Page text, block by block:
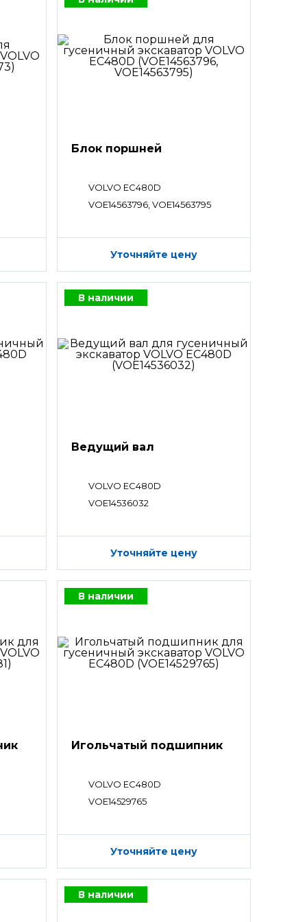
Блок поршней
VOLVO EC480D
VOE14563796, VOE14563795
Уточняйте цену
В наличии
Ведущий вал
VOLVO EC480D
VOE14536032
Уточняйте цену
В наличии
Игольчатый подшипник
VOLVO EC480D
VOE14529765
Уточняйте цену
В наличии